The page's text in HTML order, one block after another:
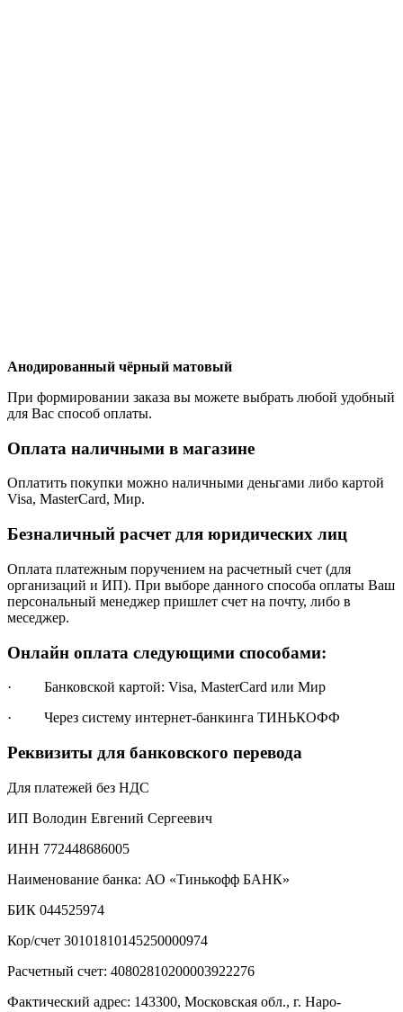
Анодированный чёрный матовый
При формировании заказа вы можете выбрать любой удобный
для Вас способ оплаты.
Оплата наличными в магазине
Оплатить покупки можно наличными деньгами либо картой
Visa, MasterCard, Мир.
Безналичный расчет для юридических лиц
Оплата платежным поручением на расчетный счет (для
организаций и ИП). При выборе данного способа оплаты Ваш
персональный менеджер пришлет счет на почту, либо в
меседжер.
Онлайн оплата следующими способами:
· Банковской картой: Visa, MasterCard или Мир
· Через систему интернет-банкинга ТИНЬКОФФ
Реквизиты для банковского перевода
Для платежей без НДС
ИП Володин Евгений Сергеевич
ИНН 772448686005
Наименование банка: АО «Тинькофф БАНК»
БИК 044525974
Кор/счет 30101810145250000974
Расчетный счет: 40802810200003922276
Фактический адрес: 143300, Московская обл., г. Наро-